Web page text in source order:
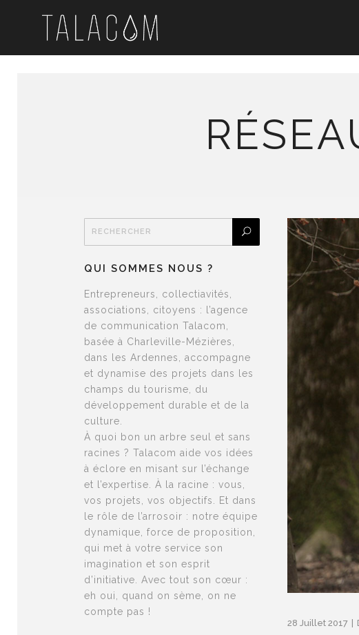
QUI SOMMES NOUS ?
Entrepreneurs, collectiavités,
associations, citoyens : l’agence
de communication Talacom,
basée à Charleville-Mézières,
dans les Ardennes, accompagne
et dynamise des projets dans les
champs du tourisme, du
développement durable et de la
culture.
À quoi bon un arbre seul et sans
racines ? Talacom aide vos idées
à éclore en misant sur l’échange
et l’expertise. À la racine : vous,
vos projets, vos objectifs. Et dans
le rôle de l’arrosoir : notre équipe
dynamique, force de proposition,
qui met à votre service son
imagination et son esprit
d’initiative. Avec tout son cœur :
eh oui, quand on sème, on ne
compte pas !
28 Juillet 2017